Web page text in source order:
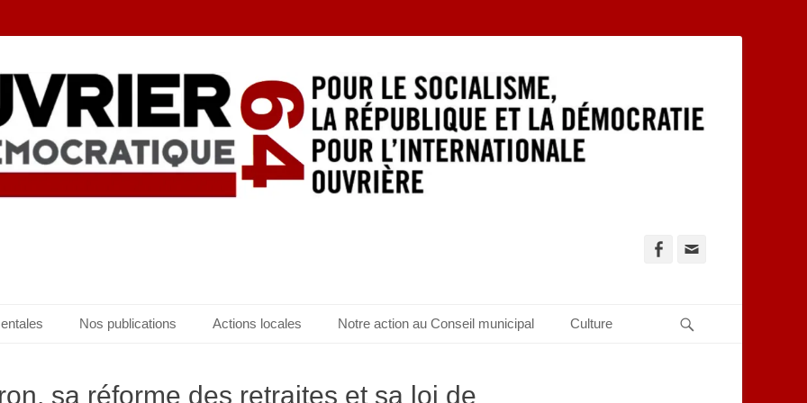
Facebook
Nos publications Actions locales Notre action au Conseil municipal Culture
sa réforme des retraites et sa loi de